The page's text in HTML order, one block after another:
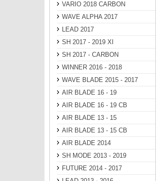
VARIO 2018 CARBON
WAVE ALPHA 2017
LEAD 2017
SH 2017 - 2019 XI
SH 2017 - CARBON
WINNER 2016 - 2018
WAVE BLADE 2015 - 2017
AIR BLADE 16 - 19
AIR BLADE 16 - 19 CB
AIR BLADE 13 - 15
AIR BLADE 13 - 15 CB
AIR BLADE 2014
SH MODE 2013 - 2019
FUTURE 2014 - 2017